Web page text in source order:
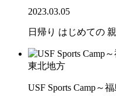
2023.03.05
日帰り はじめての
東北地方
USF Sports Camp～